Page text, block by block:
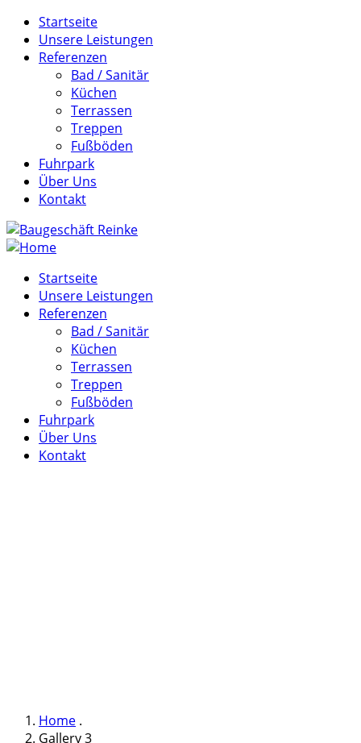
Startseite
Unsere Leistungen
Referenzen
Bad / Sanitär
Küchen
Terrassen
Treppen
Fußböden
Fuhrpark
Über Uns
Kontakt
Startseite
Unsere Leistungen
Referenzen
Bad / Sanitär
Küchen
Terrassen
Treppen
Fußböden
Fuhrpark
Über Uns
Kontakt
Home .
Gallery 3